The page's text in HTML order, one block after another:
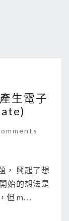
生電子
， 興起了想
始的想法是
但 m…